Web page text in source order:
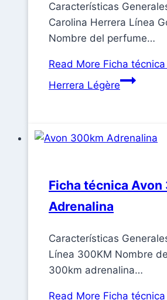
Características
Carolina Herrera Línea
Nombre del perfume…
Read More Ficha
Herrera Légère
Ficha técnica Avon
Adrenalina
Características
Línea 300KM Nombre
300km adrenalina…
Read More Ficha